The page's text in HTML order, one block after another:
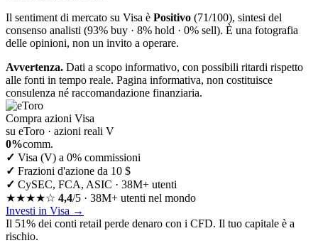
Il sentiment di mercato su Visa è Positivo (71/100), sintesi del
consenso analisti (93% buy · 8% hold · 0% sell). È una fotografia
delle opinioni, non un invito a operare.
Avvertenza. Dati a scopo informativo, con possibili ritardi rispetto
alle fonti in tempo reale. Pagina informativa, non costituisce
consulenza né raccomandazione finanziaria.
Compra azioni Visa
su eToro · azioni reali V
0%comm.
✓ Visa (V) a 0% commissioni
✓ Frazioni d'azione da 10 $
✓ CySEC, FCA, ASIC · 38M+ utenti
★★★★☆ 4,4/5 · 38M+ utenti nel mondo
Investi in Visa →
Il 51% dei conti retail perde denaro con i CFD. Il tuo capitale è a
rischio.